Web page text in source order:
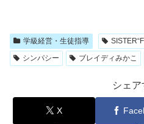
学級経営・生徒指導
シンパシー
ブレイディみかこ
シェア
X